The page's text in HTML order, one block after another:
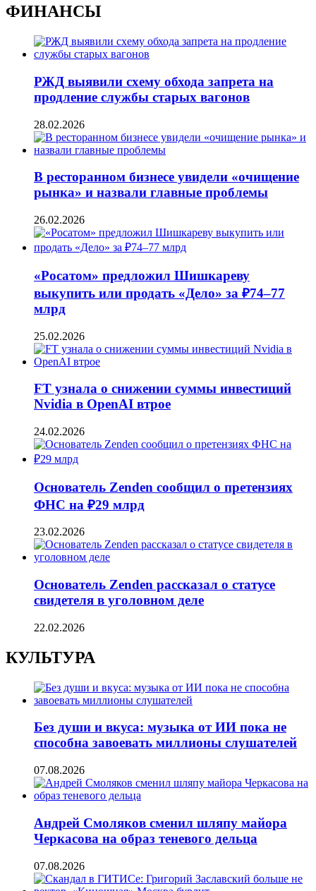
ФИНАНСЫ
РЖД выявили схему обхода запрета на
продление службы старых вагонов
28.02.2026
В ресторанном бизнесе увидели «очищение
рынка» и назвали главные проблемы
26.02.2026
«Росатом» предложил Шишкареву
выкупить или продать «Дело» за ₽74–77
млрд
25.02.2026
FT узнала о снижении суммы инвестиций
Nvidia в OpenAI втрое
24.02.2026
Основатель Zenden сообщил о претензиях
ФНС на ₽29 млрд
23.02.2026
Основатель Zenden рассказал о статусе
свидетеля в уголовном деле
22.02.2026
КУЛЬТУРА
Без души и вкуса: музыка от ИИ пока не
способна завоевать миллионы слушателей
07.08.2026
Андрей Смоляков сменил шляпу майора
Черкасова на образ теневого дельца
07.08.2026